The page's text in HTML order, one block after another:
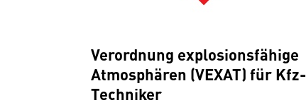
Verordnung explosionsfähige
Atmosphären (VEXAT) für Kfz-
Techniker